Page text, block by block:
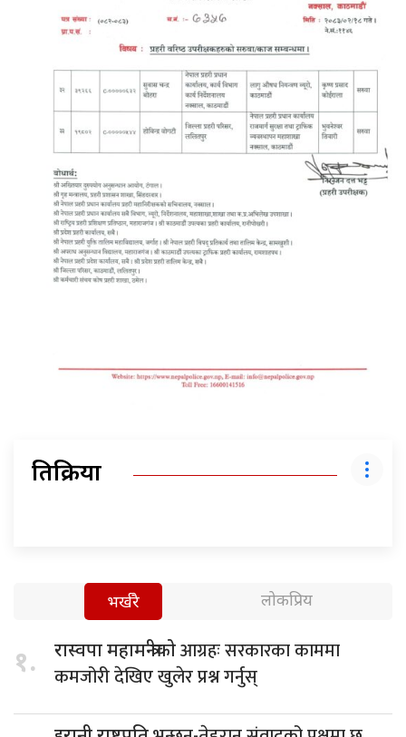
प्रतिक्रिया
भर्खरै लोकप्रिय
१. रास्वपा महामन्त्रीकोआग्रहः सरकारका काममा
कमजोरी देखिए खुलेर प्रश्न गर्नुस्